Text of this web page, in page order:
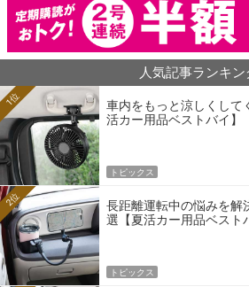
人気記事ランキン
車内をもっと涼しくして
活カー用品ベストバイ】
1位
トピックス
長距離運転中の悩みを解
選【夏活カー用品ベスト
2位
トピックス